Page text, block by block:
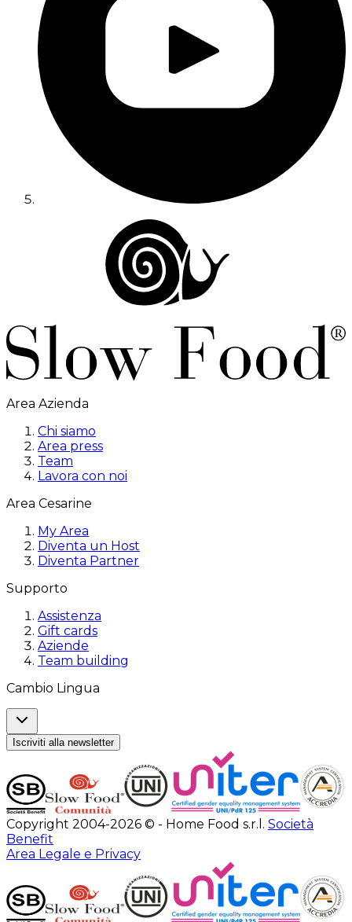
Area Azienda
Chi siamo
Area press
Team
Lavora con noi
Area Cesarine
My Area
Diventa un Host
Diventa Partner
Supporto
Assistenza
Gift cards
Aziende
Team building
Cambio Lingua
Iscriviti alla newsletter
Copyright 2004-2026 © - Home Food s.r.l. Società
Benefit
Area Legale e Privacy